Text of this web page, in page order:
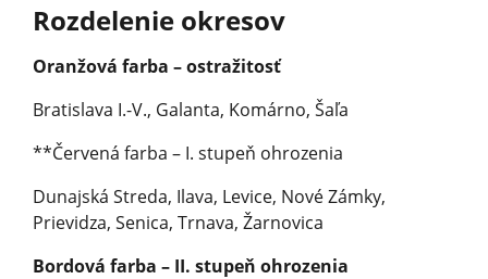
Rozdelenie okresov
Oranžová farba – ostražitosť
Bratislava I.-V., Galanta, Komárno, Šaľa
**Červená farba – I. stupeň ohrozenia
Dunajská Streda, Ilava, Levice, Nové Zámky,
Prievidza, Senica, Trnava, Žarnovica
Bordová farba – II. stupeň ohrozenia